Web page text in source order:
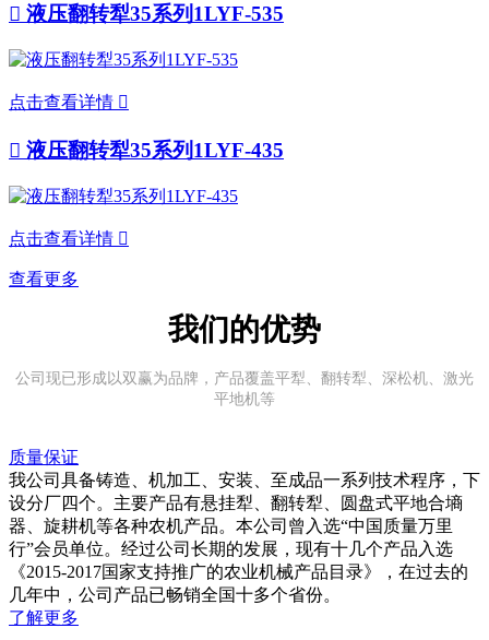
 液压翻转犁35系列1LYF-535
点击查看详情 
 液压翻转犁35系列1LYF-435
点击查看详情 
查看更多
我们的优势
公司现已形成以双赢为品牌，产品覆盖平犁、翻转犁、深松机、激光
平地机等
质量保证
我公司具备铸造、机加工、安装、至成品一系列技术程序，下
设分厂四个。主要产品有悬挂犁、翻转犁、圆盘式平地合墒
器、旋耕机等各种农机产品。本公司曾入选“中国质量万里
行”会员单位。经过公司长期的发展，现有十几个产品入选
《2015-2017国家支持推广的农业机械产品目录》，在过去的
几年中，公司产品已畅销全国十多个省份。
了解更多